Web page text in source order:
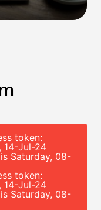
token:
14-Jul-24
Saturday, 08-
token:
14-Jul-24
Saturday, 08-